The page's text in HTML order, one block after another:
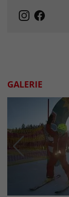
GALERIE